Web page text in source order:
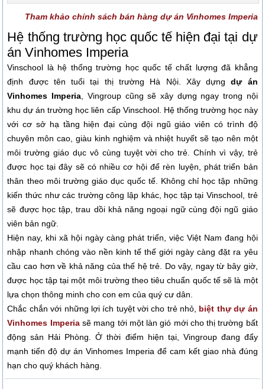
Tham khảo chính sách bán hàng dự án Vinhomes Imperia
Hệ thống trường học quốc tế hiện đại tại dự
án Vinhomes Imperia
Vinschool là hệ thống trường học quốc tế chất lượng đã khẳng
định được tên tuổi tại thị trường Hà Nội. Xây dựngdự án
Vinhomes Imperia, Vingroup cũng sẽ xây dựng ngay trong nội
khu dự án trường học liên cấp Vinschool. Hệ thống trường học này
với cơ sở hạ tầng hiện đại cùng đội ngũ giáo viên có trình độ
chuyên môn cao, giàu kinh nghiệm và nhiệt huyết sẽ tạo nên một
môi trường giáo dục vô cùng tuyệt vời cho trẻ. Chính vì vậy, trẻ
được học tại đây sẽ có nhiều cơ hội để rèn luyện, phát triển bản
thân theo môi trường giáo dục quốc tế. Không chỉ học tập những
kiến thức như các trường công lập khác, học tập tại Vinschool, trẻ
sẽ được học tập, trau dồi khả năng ngoại ngữ cùng đội ngũ giáo
viên bản ngữ.
Hiện nay, khi xã hội ngày càng phát triển, việc Việt Nam đang hội
nhập nhanh chóng vào nền kinh tế thế giới ngày càng đặt ra yêu
cầu cao hơn về khả năng của thế hệ trẻ. Do vậy, ngay từ bây giờ,
được học tập tại một môi trường theo tiêu chuẩn quốc tế sẽ là một
lựa chọn thông minh cho con em của quý cư dân.
Chắc chắn với những lợi ích tuyệt vời cho trẻ nhỏ, biệt thự dự án
Vinhomes Imperiasẽ mang tới một làn gió mới cho thị trường bất
động sản Hải Phòng. Ở thời điểm hiện tại, Vingroup đang đẩy
mạnh tiến độ dự án Vinhomes Imperia để cam kết giao nhà đúng
hạn cho quý khách hàng.